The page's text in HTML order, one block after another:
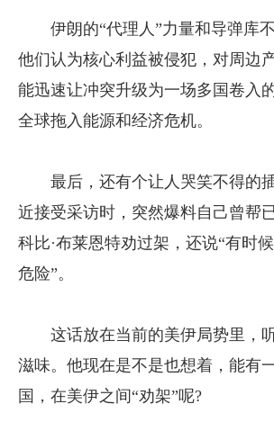
伊朗的“代理人”力量和导弹库
他们认为核心利益被侵犯，对周边
能迅速让冲突升级为一场多国卷入
全球拖入能源和经济危机。
最后，还有个让人哭笑不得的
近接受采访时，突然爆料自己曾帮
科比·布莱恩特劝过架，还说“有时
危险”。
这话放在当前的美伊局势里，
滋味。他现在是不是也想着，能有
国，在美伊之间“劝架”呢?